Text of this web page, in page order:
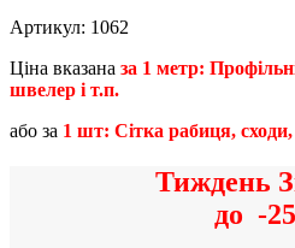
Артикул: 1062
Ціна вказана за 1 метр:
швелер і т.п.
або за 1 шт: Сітка рабиця,
Тиждень
до -